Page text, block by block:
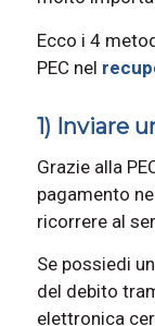
Ecco i 4
PEC nel
1) Inviare
Grazie alla
pagamento
ricorrere al
Se possiedi
del debito
elettronica